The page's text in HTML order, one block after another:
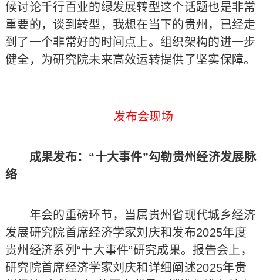
候讨论千行百业的绿发展转型这个话题也是非常
重要的，谈到转型，我想在当下的贵州，已经走
到了一个非常好的时间点上。组织架构的进一步
健全，为研究院未来高效运转提供了坚实保障。
发布会现场
成果发布：“十大事件”勾勒贵州经济发展脉
络
年会的重磅环节，当属贵州省现代城乡经济
发展研究院首席经济学家刘庆和发布2025年度
贵州经济系列“十大事件”研究成果。报告会上，
研究院首席经济学家刘庆和详细阐述2025年贵